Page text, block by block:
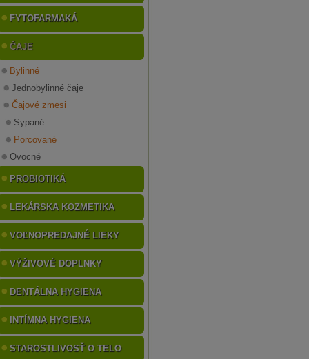
FYTOFARMAKÁ
ČAJE
Bylinné
Jednobylinné čaje
Čajové zmesi
Sypané
Porcované
Ovocné
PROBIOTIKÁ
LEKÁRSKA KOZMETIKA
VOĽNOPREDAJNÉ LIEKY
VÝŽIVOVÉ DOPLNKY
DENTÁLNA HYGIENA
INTÍMNA HYGIENA
STAROSTLIVOSŤ O TELO